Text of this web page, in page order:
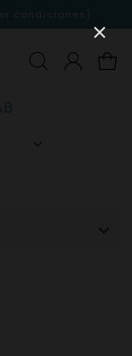
condiciones)